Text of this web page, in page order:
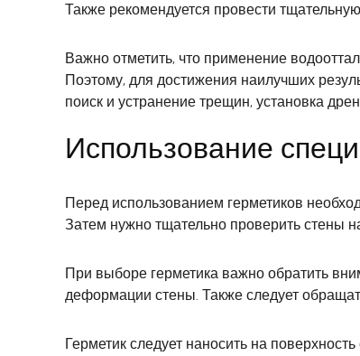
Также рекомендуется провести
Важно отметить, что применение
Поэтому, для достижения наилучших
поиск и устранение трещин, установка
Использование
Перед использованием герметиков
Затем нужно тщательно проверить стены
При выборе герметика важно обратить
деформации стены. Также следует
Герметик следует наносить на